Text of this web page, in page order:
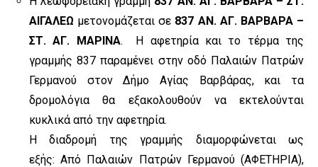
ΑΙΓΑΛΕΩ μετονομάζεται σε 837 ΑΝ. ΑΓ. ΒΑΡΒΑΡΑ –
ΣΤ. ΑΓ. ΜΑΡΙΝΑ. Η αφετηρία και το τέρµα της
γραµµής 837 παραµένει στην οδό Παλαιών Πατρών
Γερµανού στον ∆ήµο Αγίας Βαρβάρας, και τα
δροµολόγια θα εξακολουθούν να εκτελούνται
κυκλικά από την αφετηρία.
Η διαδρομή της γραμμής διαμορφώνεται ως
εξής:Από Παλαιών Πατρών Γερμανού (ΑΦΕΤΗΡΙΑ),